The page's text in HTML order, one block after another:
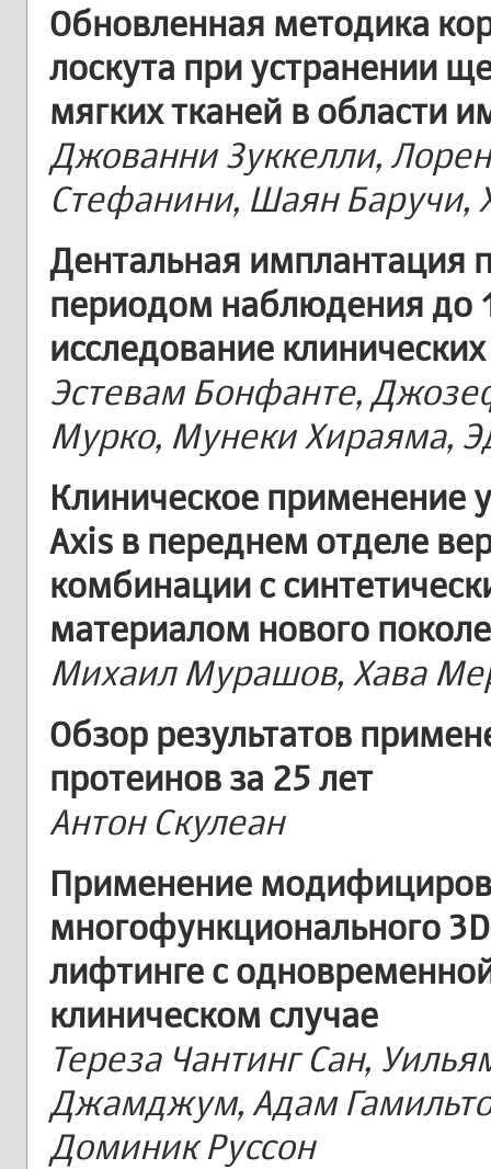
Обновленная методика
лоскута при устранении
мягких тканей в области
Джованни Зуккелли,
Стефанини, Шаян Баручи,
Дентальная имплантация
периодом наблюдения до
исследование
Эстевам Бонфанте,
Мурко, Мунеки Хираяма,
Клиническое применение
Axis в переднем отделе
комбинации с
материалом нового
Михаил Мурашов, Хава
Обзор результатов
протеинов за 25 лет
Антон Скулеан
Применение
многофункционального
лифтинге с
клиническом случае
Тереза Чантинг Сан,
Джамджум, Адам
Доминик Руссон